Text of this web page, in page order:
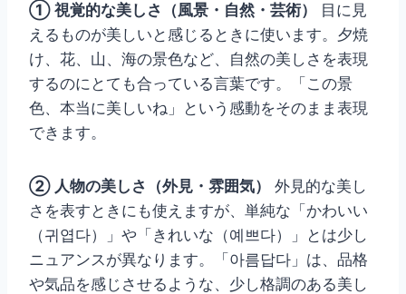
① 視覚的な美しさ（風景・自然・芸術）
目に見
えるものが美しいと感じるときに使います。夕焼
け、花、山、海の景色など、自然の美しさを表現
するのにとても合っている言葉です。「この景
色、本当に美しいね」という感動をそのまま表現
できます。
② 人物の美しさ（外見・雰囲気）
外見的な美し
さを表すときにも使えますが、単純な「かわいい
（귀엽다）」や「きれいな（예쁘다）」とは少し
ニュアンスが異なります。「아름답다」は、品格
や気品を感じさせるような、少し格調のある美し